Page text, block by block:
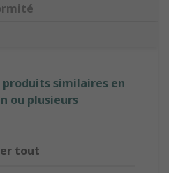
produits similaires en
ou plusieurs
tout